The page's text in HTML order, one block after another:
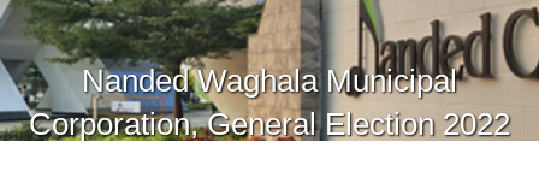
Nanded Waghala Municipal
Corporation, General Election 2022